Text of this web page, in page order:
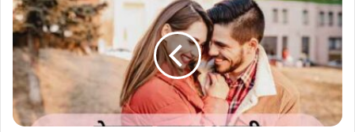
बेपनाह
चाहत
शायरी
Line
English
Shayari
on